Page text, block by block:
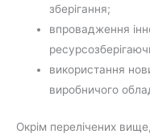
зберігання;
впровадження
використання
виробничого
Окрім перелічених